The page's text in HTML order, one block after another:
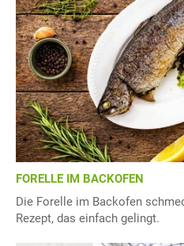
FORELLE IM BACKOFEN
Die Forelle im Backofen
Rezept, das einfach gelingt.